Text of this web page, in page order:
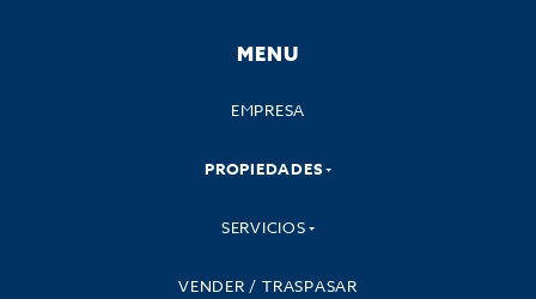
MENU
EMPRESA
PROPIEDADES
SERVICIOS
VENDER / TRASPASAR